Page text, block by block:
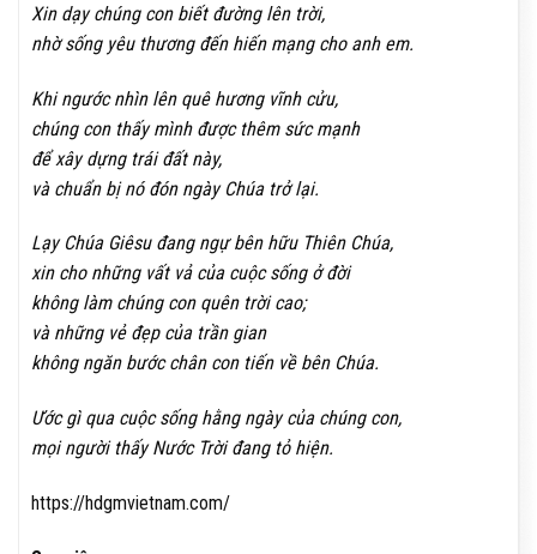
Xin dạy chúng con biết đường lên trời,
nhờ sống yêu thương đến hiến mạng cho anh em.
Khi ngước nhìn lên quê hương vĩnh cửu,
chúng con thấy mình được thêm sức mạnh
để xây dựng trái đất này,
và chuẩn bị nó đón ngày Chúa trở lại.
Lạy Chúa Giêsu đang ngự bên hữu Thiên Chúa,
xin cho những vất vả của cuộc sống ở đời
không làm chúng con quên trời cao;
và những vẻ đẹp của trần gian
không ngăn bước chân con tiến về bên Chúa.
Ước gì qua cuộc sống hằng ngày của chúng con,
mọi người thấy Nước Trời đang tỏ hiện.
https://hdgmvietnam.com/